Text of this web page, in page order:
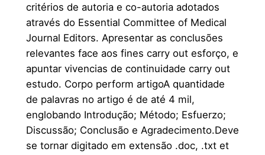
critérios de autoria e co-autoria adotados
através do Essential Committee of Medical
Journal Editors. Apresentar as conclusões
relevantes face aos fines carry out esforço, e
apuntar vivencias de continuidade carry out
estudo. Corpo perform artigoA quantidade
de palavras no artigo é de até 4 mil,
englobando Introdução; Método; Esfuerzo;
Discussão; Conclusão e Agradecimento.Deve
se tornar digitado em extensão .doc, .txt et